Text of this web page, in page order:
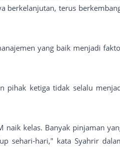
berkelanjutan, terus
yang baik menjadi
pihak ketiga tidak selalu
naik kelas. Banyak pinjaman
sehari-hari," kata Syahrir